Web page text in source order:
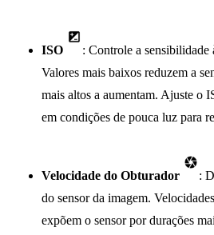
ISO
: Controle a sensibilidade
Valores mais baixos reduzem a
mais altos a aumentam. Ajuste o
em condições de pouca luz para
Velocidade do Obturador
:
do sensor da imagem.
expõem o sensor por durações